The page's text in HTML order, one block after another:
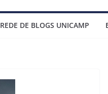
REDE DE BLOGS UNICAMP